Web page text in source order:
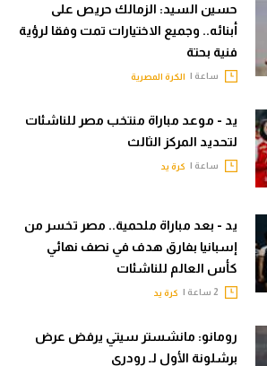
حسين السيد: الزمالك حريص على
أبنائه.. وجميع الاختيارات تمت وفقا لرؤية
فنية بحتة
ساعة | الكرة المصرية
يد - موعد مباراة منتخب مصر للناشئات
لتحديد المركز الثالث
ساعة | كرة يد
يد - بعد مباراة ملحمية.. مصر تخسر من
إسبانيا بفارق هدف في نصف نهائي
كأس العالم للناشئات
كرة يد
رومانو: مانشستر سيتي يرفض عرض
برشلونة الأول لـ رودري